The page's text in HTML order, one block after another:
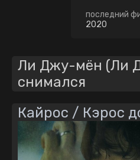
последний
2020
Ли Джу-мён (Ли
снимался
Кайрос / Кэрос